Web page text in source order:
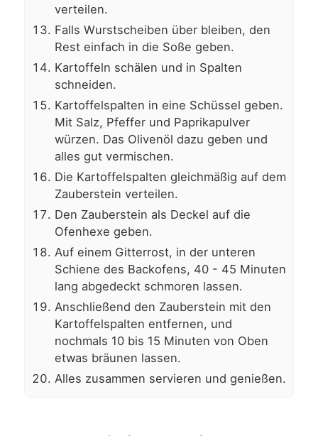
verteilen.
Falls Wurstscheiben über bleiben, den
Rest einfach in die Soße geben.
Kartoffeln schälen und in Spalten
schneiden.
Kartoffelspalten in eine Schüssel geben.
Mit Salz, Pfeffer und Paprikapulver
würzen. Das Olivenöl dazu geben und
alles gut vermischen.
Die Kartoffelspalten gleichmäßig auf dem
Zauberstein verteilen.
Den Zauberstein als Deckel auf die
Ofenhexe geben.
Auf einem Gitterrost, in der unteren
Schiene des Backofens, 40 - 45 Minuten
lang abgedeckt schmoren lassen.
Anschließend den Zauberstein mit den
Kartoffelspalten entfernen, und
nochmals 10 bis 15 Minuten von Oben
etwas bräunen lassen.
Alles zusammen servieren und genießen.